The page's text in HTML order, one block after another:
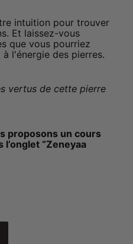
intuition pour trouver
Et laissez-vous
que vous pourriez
l'énergie des pierres.
vertus de cette pierre
proposons un cours
l’onglet “Zeneyaa